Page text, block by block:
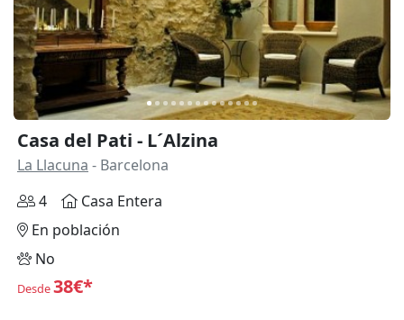
Casa del Pati - L´Alzina
La Llacuna - Barcelona
4
Casa Entera
En población
No
Desde38€*